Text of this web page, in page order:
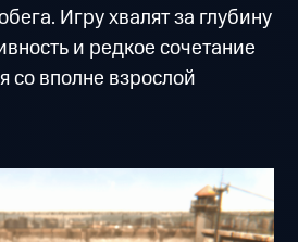
Игру хвалят за глубину
и редкое сочетание
со вполне взрослой